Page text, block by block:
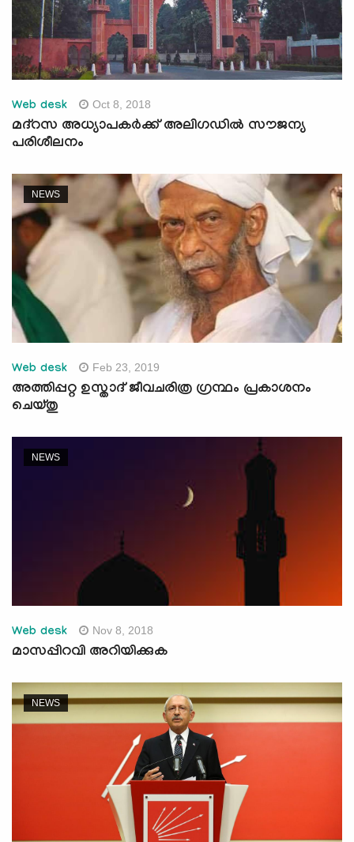
Web desk Oct 8, 2018
മദ്റസ അധ്യാപകര്‍ക്ക് അലിഗഡില്‍ സൗജന്യ
പരിശീലനം
NEWS
Web desk Feb 23, 2019
അത്തിപ്പറ്റ ഉസ്താദ് ജീവചരിത്ര ഗ്രന്ഥം പ്രകാശനം
ചെയ്തു
NEWS
Web desk Nov 8, 2018
മാസപ്പിറവി അറിയിക്കുക
NEWS